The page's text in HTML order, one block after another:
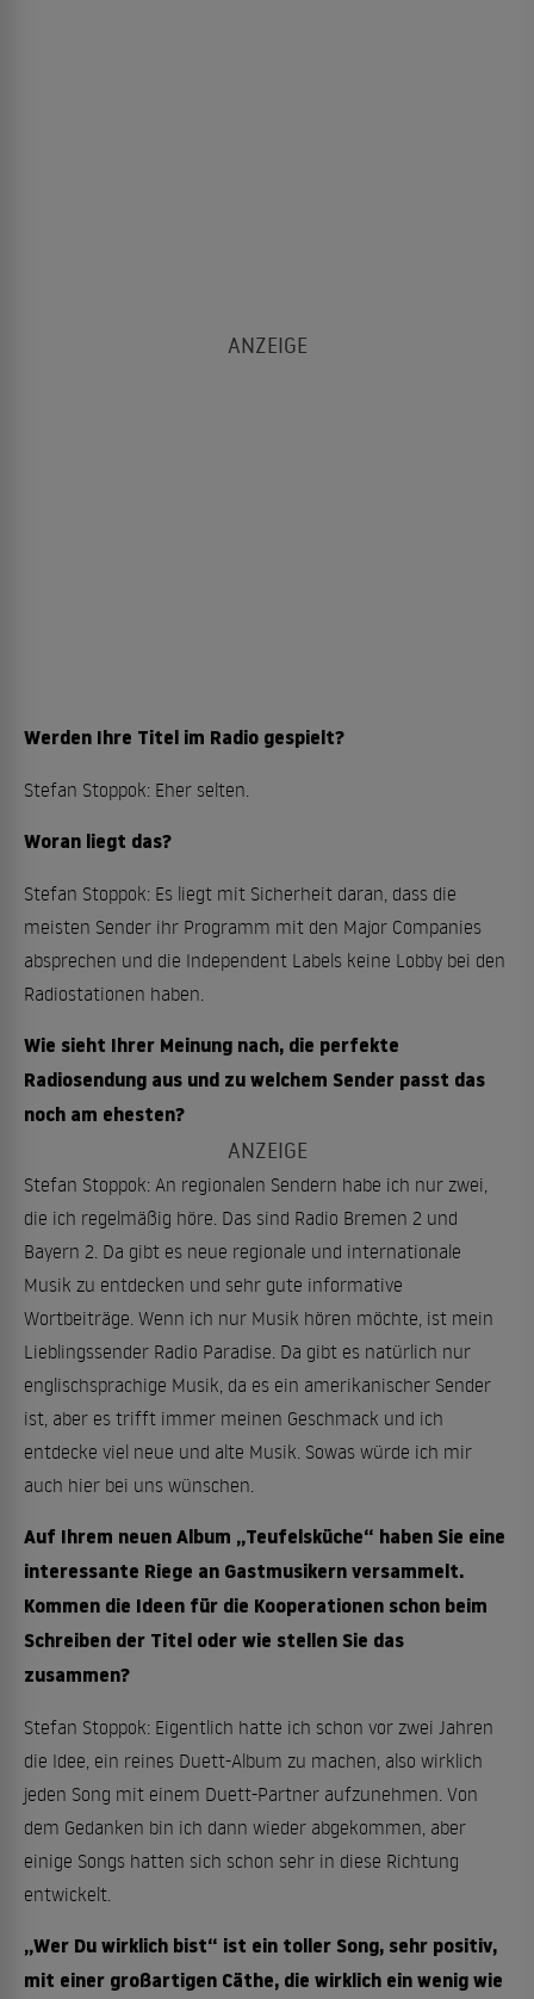
Werden Ihre Titel im Radio gespielt?
Stefan Stoppok: Eher selten.
Woran liegt das?
Stefan Stoppok: Es liegt mit Sicherheit daran, dass die
meisten Sender ihr Programm mit den Major Companies
absprechen und die Independent Labels keine Lobby bei den
Radiostationen haben.
Wie sieht Ihrer Meinung nach, die perfekte
Radiosendung aus und zu welchem Sender passt das
noch am ehesten?
Stefan Stoppok: An regionalen Sendern habe ich nur zwei,
die ich regelmäßig höre. Das sind Radio Bremen 2 und
Bayern 2. Da gibt es neue regionale und internationale
Musik zu entdecken und sehr gute informative
Wortbeiträge. Wenn ich nur Musik hören möchte, ist mein
Lieblingssender Radio Paradise. Da gibt es natürlich nur
englischsprachige Musik, da es ein amerikanischer Sender
ist, aber es trifft immer meinen Geschmack und ich
entdecke viel neue und alte Musik. Sowas würde ich mir
auch hier bei uns wünschen.
Auf Ihrem neuen Album „Teufelsküche“ haben Sie eine
interessante Riege an Gastmusikern versammelt.
Kommen die Ideen für die Kooperationen schon beim
Schreiben der Titel oder wie stellen Sie das
zusammen?
Stefan Stoppok: Eigentlich hatte ich schon vor zwei Jahren
die Idee, ein reines Duett-Album zu machen, also wirklich
jeden Song mit einem Duett-Partner aufzunehmen. Von
dem Gedanken bin ich dann wieder abgekommen, aber
einige Songs hatten sich schon sehr in diese Richtung
entwickelt.
„Wer Du wirklich bist“ ist ein toller Song, sehr positiv,
mit einer großartigen Cäthe, die wirklich ein wenig wie